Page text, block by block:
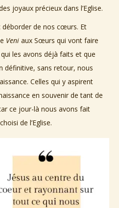
joyaux précieux dans l’Eglise.
déborder de nos cœurs. Et
Veni aux Sœurs qui vont faire
les avons déjà faits et que
définitive, sans retour, nous
Celles qui y aspirent
en souvenir de tant de
ce jour-là nous avons fait
de l’Eglise.